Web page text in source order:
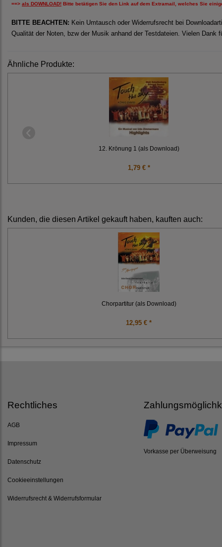
==> als DOWNLOAD! Bitte betätigen Sie den Link auf dem Extramail, welches Sie
BITTE BEACHTEN: Kein Umtausch oder Widerrufsrecht bei
Qualität der Noten, bzw der Musik anhand der Testdateien. Vielen Dank
Ähnliche Produkte:
12. Krönung 1 (als Download)
1,79 € *
Kunden, die diesen Artikel gekauft haben, kauften auch:
Chorpartitur (als Download)
12,95 € *
Rechtliches
AGB
Impressum
Datenschutz
Cookieeinstellungen
Widerrufsrecht & Widerrufsformular
Vorkasse per Überweisung